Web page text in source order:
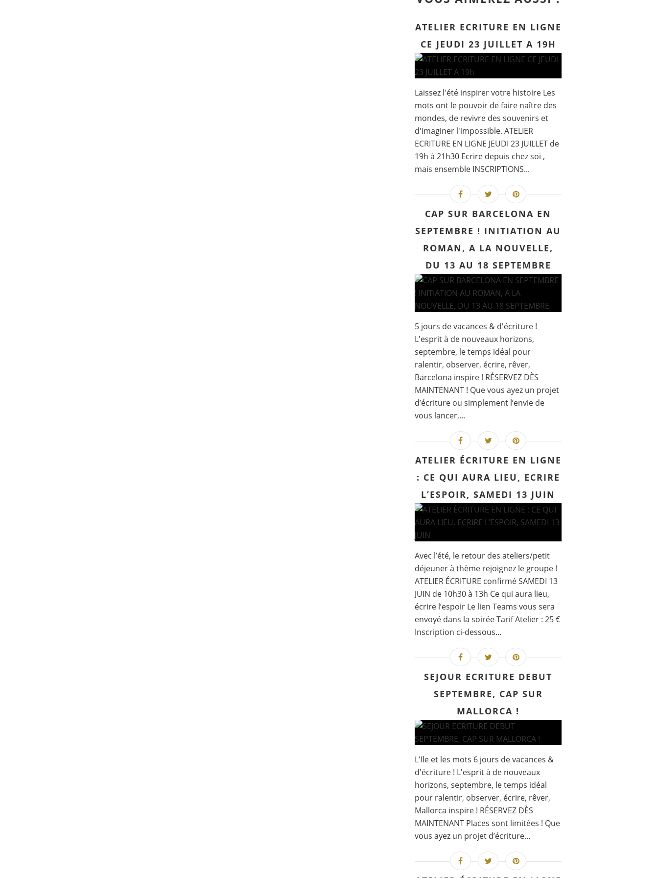
ATELIER ECRITURE EN LIGNE
CE JEUDI 23 JUILLET A 19H
Laissez l'été inspirer votre histoire Les
mots ont le pouvoir de faire naître des
mondes, de revivre des souvenirs et
d'imaginer l'impossible. ATELIER
ECRITURE EN LIGNE JEUDI 23 JUILLET de
19h à 21h30 Ecrire depuis chez soi ,
mais ensemble INSCRIPTIONS...
CAP SUR BARCELONA EN
SEPTEMBRE ! INITIATION AU
ROMAN, A LA NOUVELLE,
DU 13 AU 18 SEPTEMBRE
5 jours de vacances & d'écriture !
L'esprit à de nouveaux horizons,
septembre, le temps idéal pour
ralentir, observer, écrire, rêver,
Barcelona inspire ! RÉSERVEZ DÈS
MAINTENANT ! Que vous ayez un projet
d’écriture ou simplement l’envie de
vous lancer,...
ATELIER ÉCRITURE EN LIGNE
: CE QUI AURA LIEU, ECRIRE
L’ESPOIR, SAMEDI 13 JUIN
Avec l’été, le retour des ateliers/petit
déjeuner à thème rejoignez le groupe !
ATELIER ÉCRITURE confirmé SAMEDI 13
JUIN de 10h30 à 13h Ce qui aura lieu,
écrire l’espoir Le lien Teams vous sera
envoyé dans la soirée Tarif Atelier : 25 €
Inscription ci-dessous...
SEJOUR ECRITURE DEBUT
SEPTEMBRE, CAP SUR
MALLORCA !
L'Ile et les mots 6 jours de vacances &
d'écriture ! L'esprit à de nouveaux
horizons, septembre, le temps idéal
pour ralentir, observer, écrire, rêver,
Mallorca inspire ! RÉSERVEZ DÈS
MAINTENANT Places sont limitées ! Que
vous ayez un projet d’écriture...